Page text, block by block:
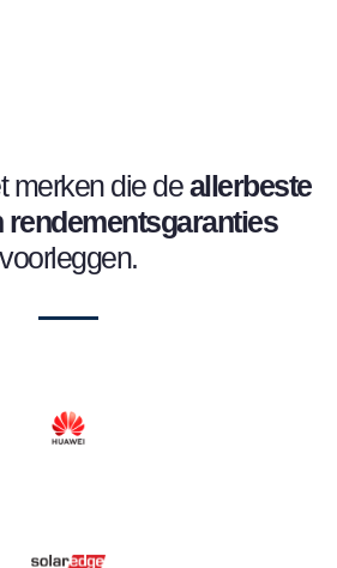
merken die deallerbeste
rendementsgaranties
voorleggen.